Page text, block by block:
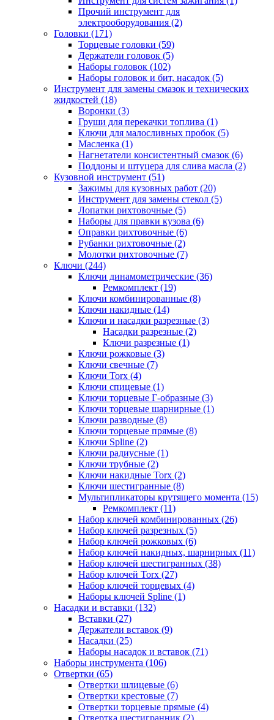
Прочий инструмент для
электрооборудования (2)
Головки (171)
Торцевые головки (59)
Держатели головок (5)
Наборы головок (102)
Наборы головок и бит, насадок (5)
Инструмент для замены смазок и технических
жидкостей (18)
Воронки (3)
Груши для перекачки топлива (1)
Ключи для малосливных пробок (5)
Масленка (1)
Нагнетатели консистентный смазок (6)
Поддоны и штуцера для слива масла (2)
Кузовной инструмент (51)
Зажимы для кузовных работ (20)
Инструмент для замены стекол (5)
Лопатки рихтовочные (5)
Наборы для правки кузова (6)
Оправки рихтовочные (6)
Рубанки рихтовочные (2)
Молотки рихтовочные (7)
Ключи (244)
Ключи динамометрические (36)
Ремкомплект (19)
Ключи комбинированные (8)
Ключи накидные (14)
Ключи и насадки разрезные (3)
Насадки разрезные (2)
Ключи разрезные (1)
Ключи рожковые (3)
Ключи свечные (7)
Ключи Torx (4)
Ключи спицевые (1)
Ключи торцевые Г-образные (3)
Ключи торцевые шарнирные (1)
Ключи разводные (8)
Ключи торцевые прямые (8)
Ключи Spline (2)
Ключи радиусные (1)
Ключи трубные (2)
Ключи накидные Torx (2)
Ключи шестигранные (8)
Мультипликаторы крутящего момента (15)
Ремкомплект (11)
Набор ключей комбинированных (26)
Набор ключей разрезных (5)
Набор ключей рожковых (6)
Набор ключей накидных, шарнирных (11)
Набор ключей шестигранных (38)
Набор ключей Torx (27)
Набор ключей торцевых (4)
Наборы ключей Spline (1)
Насадки и вставки (132)
Вставки (27)
Держатели вставок (9)
Насадки (25)
Наборы насадок и вставок (71)
Наборы инструмента (106)
Отвертки (65)
Отвертки шлицевые (6)
Отвертки крестовые (7)
Отвертки торцевые прямые (4)
Отвертка шестигранник (2)